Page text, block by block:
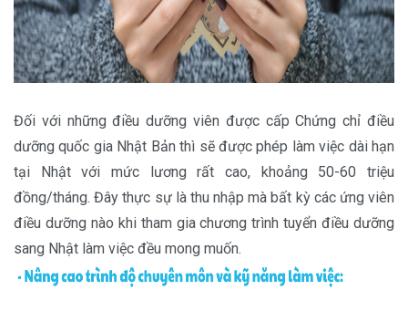
Đối với những điều dưỡng viên được cấp Chứng chỉ điều
dưỡng quốc gia Nhật Bản thì sẽ được phép làm việc dài hạn
tại Nhật với mức lương rất cao, khoảng 50-60 triệu
đồng/tháng. Đây thực sự là thu nhập mà bất kỳ các ứng viên
điều dưỡng nào khi tham gia chương trình tuyển điều dưỡng
sang Nhật làm việc đều mong muốn.